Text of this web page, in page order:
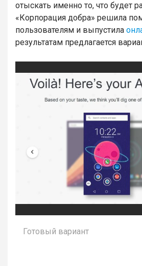
отыскать именно то, что будет
«Корпорация добра» решила
пользователям и выпустила
результатам предлагается
Готовый вариант